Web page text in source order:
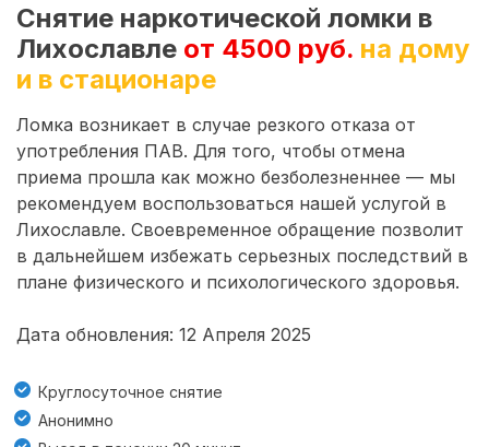
Снятие наркотической ломки в
Лихославле от 4500 руб. на дому
и в стационаре
Ломка возникает в случае резкого отказа от
употребления ПАВ. Для того, чтобы отмена
приема прошла как можно безболезненнее — мы
рекомендуем воспользоваться нашей услугой в
Лихославле. Своевременное обращение позволит
в дальнейшем избежать серьезных последствий в
плане физического и психологического здоровья.
Дата обновления: 12 Апреля 2025
Круглосуточное снятие
Анонимно